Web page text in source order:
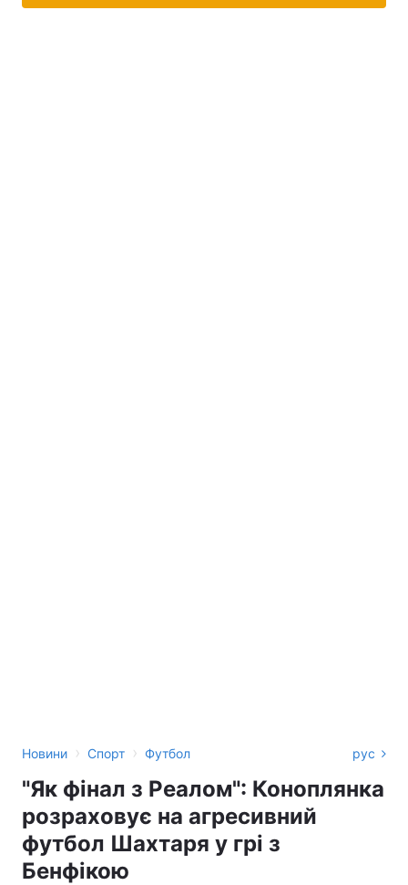
Новини › Спорт › Футбол рус
"Як фінал з Реалом": Коноплянка
розраховує на агресивний
футбол Шахтаря у грі з
Бенфікою